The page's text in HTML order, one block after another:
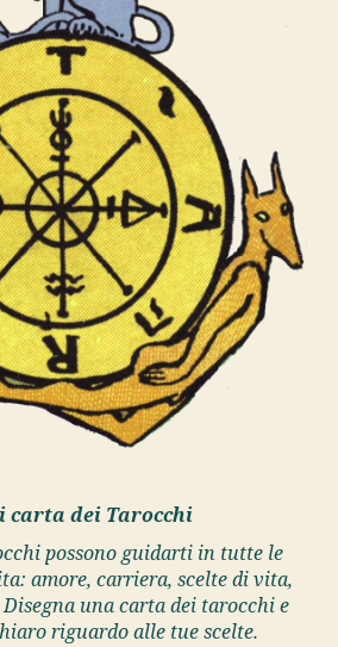
carta dei Tarocchi
possono guidarti in tutte le
amore, carriera, scelte di vita,
una carta dei tarocchi e
riguardo alle tue scelte.